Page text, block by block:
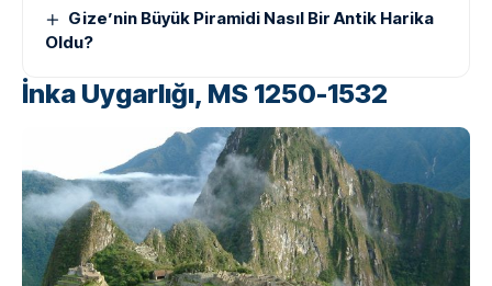
Gize’nin Büyük Piramidi Nasıl Bir Antik Harika
Oldu?
İnka Uygarlığı, MS 1250-1532